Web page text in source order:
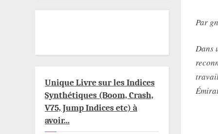
Par
Dans
Unique Livre sur les Indices
Synthétiques (Boom, Crash,
V75, Jump Indices etc) à
avoir...